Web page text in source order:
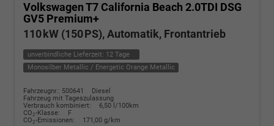
Volkswagen T7 California Beach 2.0TDI DSG
GV5 Premium+
110 kW (150 PS), Automatik, Frontantrieb
unverbindliche Lieferzeit: 12 Tage
Monosilber Metallic / Energetic Orange Metallic
Fahrzeugnr.: 500641
Diesel
Fahrzeug mit Tageszulassung
Verbrauch kombiniert:
6,50 l/100km
CO2-Klasse:
F
CO2-Emissionen: 171,00 g/km